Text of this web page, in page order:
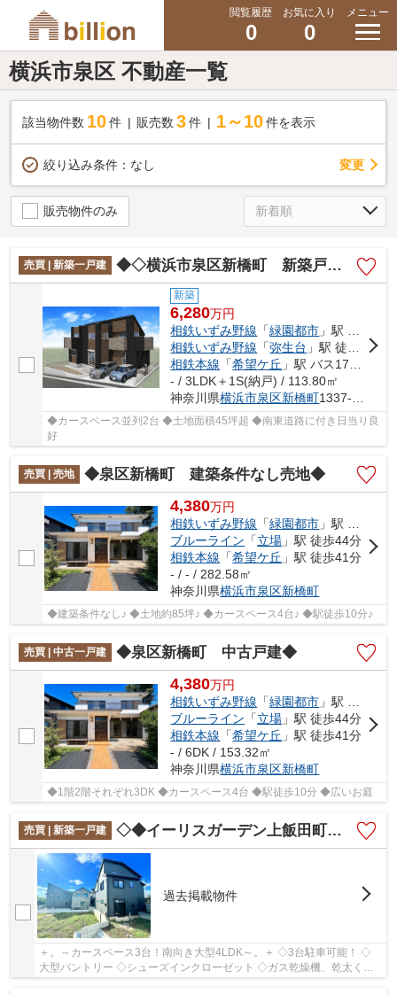
閲覧履歴
0
お気に入り
0
メニュー
横浜市泉区 不動産一覧
該当物件数 10件 販売数 3 件 1～10 件を表示
絞り込み条件： なし 変更
販売物件のみ
売買 | 新築一戸建 ◆◇横浜市泉区新橋町 新築戸建て◇◆
新築
6,280万円
相鉄いずみ野線 「緑園都市 」駅 徒歩11分
相鉄いずみ野線 「弥生台 」駅 徒歩18分
相鉄本線 「希望ケ丘 」駅 バス17分 「観音寺前（横浜市）」 停歩5分
- / 3LDK＋1S(納戸) / 113.80㎡
神奈川県横浜市泉区新橋町1337-45
◆カースペース並列2台 ◆土地面積45坪超 ◆南東道路に付き日当り良
好
売買 | 売地 ◆泉区新橋町 建築条件なし売地◆
4,380万円
相鉄いずみ野線 「緑園都市 」駅 徒歩10分
ブルーライン 「立場 」駅 徒歩44分
相鉄本線 「希望ケ丘 」駅 徒歩41分
- / - / 282.58㎡
神奈川県横浜市泉区新橋町
◆建築条件なし♪ ◆土地約85坪♪ ◆カースペース4台♪ ◆駅徒歩10分♪
売買 | 中古一戸建 ◆泉区新橋町 中古戸建◆
4,380万円
相鉄いずみ野線 「緑園都市 」駅 徒歩10分
ブルーライン 「立場 」駅 徒歩44分
相鉄本線 「希望ケ丘 」駅 徒歩41分
- / 6DK / 153.32㎡
神奈川県横浜市泉区新橋町
◆1階2階それぞれ3DK ◆カースペース4台 ◆駅徒歩10分 ◆広いお庭
売買 | 新築一戸建 ◇◆イーリスガーデン上飯田町 全6棟 F号棟◆◇
過去掲載物件
＋。～カースペース3台！南向き大型4LDK～。＋ ◇3台駐車可能！ ◇
大型パントリー ◇シューズインクローゼット ◇ガス乾燥機、乾太くん